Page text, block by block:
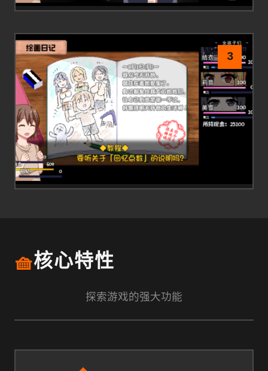
3
🧺核心特性
探索游戏的强大功能